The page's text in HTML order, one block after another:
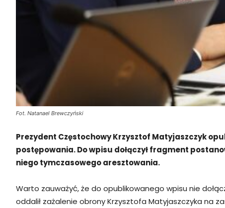
Fot. Natanael Brewczyński
Prezydent Częstochowy Krzysztof Matyjaszczyk
postępowania. Do wpisu dołączył fragment
niego tymczasowego aresztowania.
Warto zauważyć, że do opublikowanego wpisu nie
oddalił zażalenie obrony Krzysztofa Matyjaszczyka na